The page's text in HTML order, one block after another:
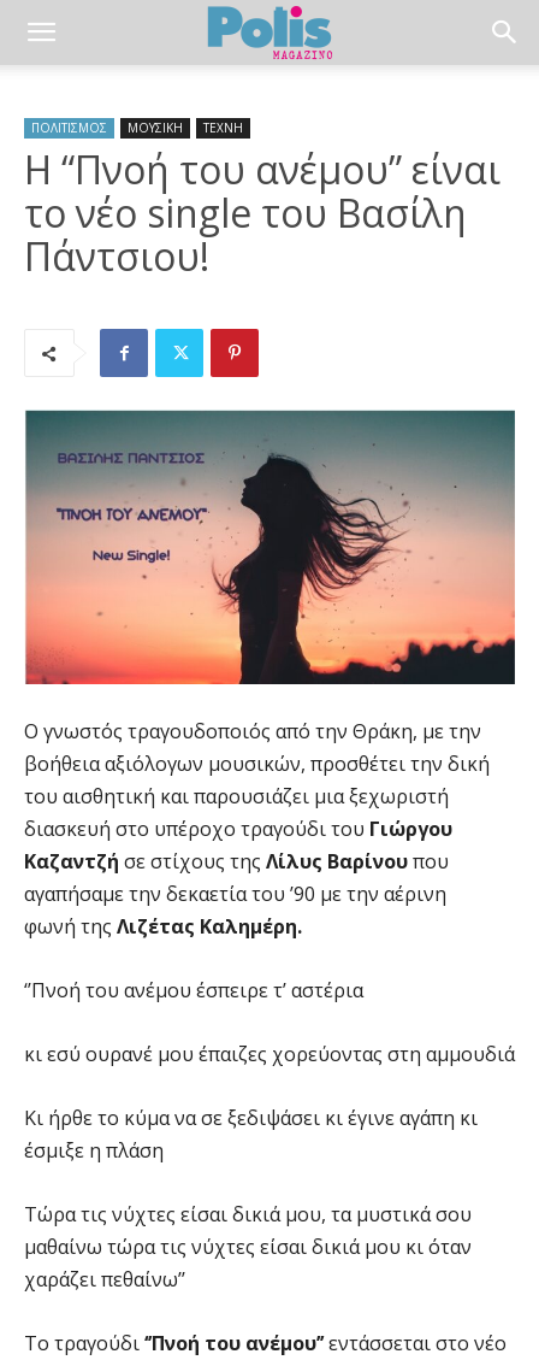
ΠΟΛΙΤΙΣΜΟΣ ΜΟΥΣΙΚΗ ΤΕΧΝΗ
Η “Πνοή του ανέμου” είναι
το νέο single του Βασίλη
Πάντσιου!
Ο γνωστός τραγουδοποιός από την Θράκη, με την
βοήθεια αξιόλογων μουσικών, προσθέτει την δική
του αισθητική και παρουσιάζει μια ξεχωριστή
διασκευή στο υπέροχο τραγούδι του Γιώργου
Καζαντζή σε στίχους της Λίλυς Βαρίνουπου
αγαπήσαμε την δεκαετία του ’90 με την αέρινη
φωνή της Λιζέτας Καλημέρη.
‘’Πνοή του ανέμου έσπειρε τ’ αστέρια
κι εσύ ουρανέ μου έπαιζες χορεύοντας στη αμμουδιά
Κι ήρθε το κύμα να σε ξεδιψάσει κι έγινε αγάπη κι
έσμιξε η πλάση
Τώρα τις νύχτες είσαι δικιά μου, τα μυστικά σου
μαθαίνω τώρα τις νύχτες είσαι δικιά μου κι όταν
χαράζει πεθαίνω’’
Το τραγούδι‘’Πνοή του ανέμου’’εντάσσεται στο νέο